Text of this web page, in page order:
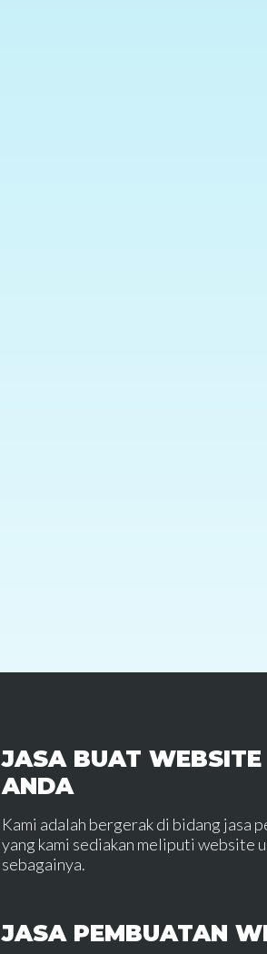
JASA BUAT
ANDA
Kami adalah bergerak di bidang jasa
yang kami sediakan meliputi website
sebagainya.
JASA PEMBUATAN